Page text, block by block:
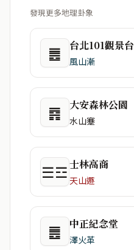
發現更多地理卦象
䷌ 台北101觀景台
風山漸
䷴ 大安森林公園
水山蹇
☰☲士林高商
天山遯
䷌ 中正紀念堂
澤火革